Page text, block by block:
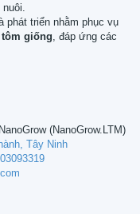
phát triển nhằm phục vụ
giống , đáp ứng các
(NanoGrow.LTM)
Tây Ninh